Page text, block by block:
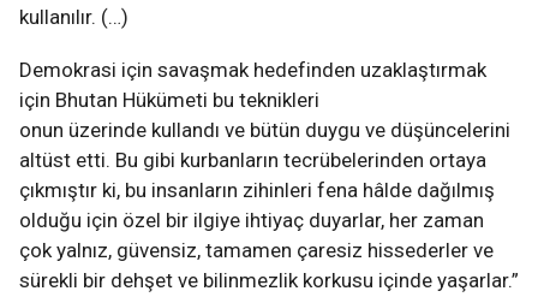
kullanılır. (…)
Demokrasi için savaşmak hedefinden uzaklaştırmak
için Bhutan Hükümeti bu teknikleri
onun üzerinde kullandı ve bütün duygu ve düşüncelerini
altüst etti. Bu gibi kurbanların tecrübelerinden ortaya
çıkmıştır ki, bu insanların zihinleri fena hâlde dağılmış
olduğu için özel bir ilgiye ihtiyaç duyarlar, her zaman
çok yalnız, güvensiz, tamamen çaresiz hissederler ve
sürekli bir dehşet ve bilinmezlik korkusu içinde yaşarlar.”